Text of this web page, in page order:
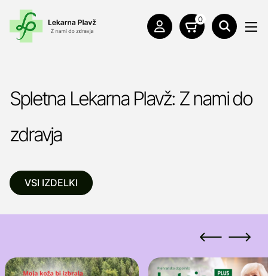
0
Spletna Lekarna Plavž: Z nami do
zdravja
VSI IZDELKI